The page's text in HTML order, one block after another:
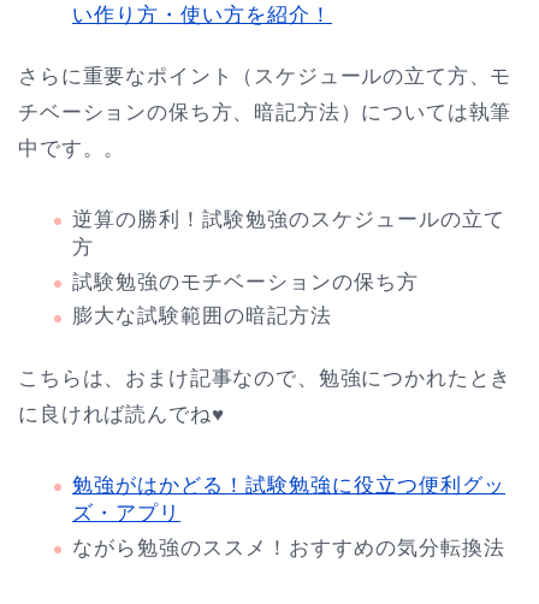
い作り方・使い方を紹介！
さらに重要なポイント（スケジュールの立て方、モ
チベーションの保ち方、暗記方法）については執筆
中です。。
逆算の勝利！試験勉強のスケジュールの立て
方
試験勉強のモチベーションの保ち方
膨大な試験範囲の暗記方法
こちらは、おまけ記事なので、勉強につかれたとき
に良ければ読んでね♥
勉強がはかどる！試験勉強に役立つ便利グッ
ズ・アプリ
ながら勉強のススメ！おすすめの気分転換法